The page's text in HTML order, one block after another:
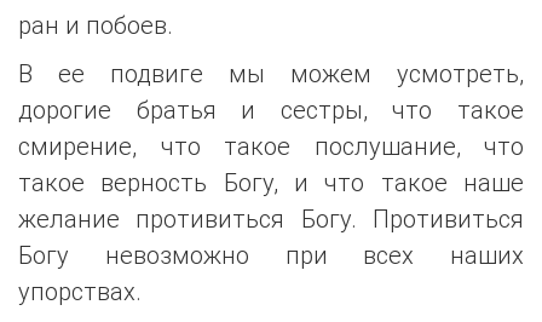
ран и побоев.
В ее подвиге мы можем усмотреть,
дорогие братья и сестры, что такое
смирение, что такое послушание, что
такое верность Богу, и что такое наше
желание противиться Богу. Противиться
Богу невозможно при всех наших
упорствах.